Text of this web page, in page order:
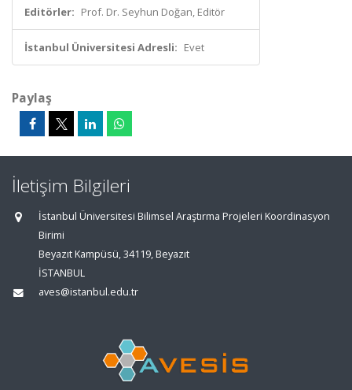
Editörler: Prof. Dr. Seyhun Doğan, Editör
İstanbul Üniversitesi Adresli: Evet
Paylaş
İletişim Bilgileri
İstanbul Üniversitesi Bilimsel Araştırma Projeleri Koordinasyon
Birimi
Beyazıt Kampüsü, 34119, Beyazıt
İSTANBUL
aves@istanbul.edu.tr